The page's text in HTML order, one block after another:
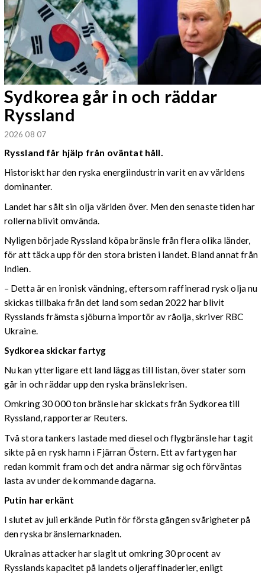
Sydkorea går in och räddar
Ryssland
2026 08 07
Ryssland får hjälp från oväntat håll.
Historiskt har den ryska energiindustrin varit en av världens
dominanter.
Landet har sålt sin olja världen över. Men den senaste tiden har
rollerna blivit omvända.
Nyligen började Ryssland köpa bränsle från flera olika länder,
för att täcka upp för den stora bristen i landet. Bland annat från
Indien.
– Detta är en ironisk vändning, eftersom raffinerad rysk olja nu
skickas tillbaka från det land som sedan 2022 har blivit
Rysslands främsta sjöburna importör av råolja, skriver RBC
Ukraine.
Sydkorea skickar fartyg
Nu kan ytterligare ett land läggas till listan, över stater som
går in och räddar upp den ryska bränslekrisen.
Omkring 30 000 ton bränsle har skickats från Sydkorea till
Ryssland, rapporterar Reuters.
Två stora tankers lastade med diesel och flygbränsle har tagit
sikte på en rysk hamn i Fjärran Östern. Ett av fartygen har
redan kommit fram och det andra närmar sig och förväntas
lasta av under de kommande dagarna.
Putin har erkänt
I slutet av juli erkände Putin för första gången svårigheter på
den ryska bränslemarknaden.
Ukrainas attacker har slagit ut omkring 30 procent av
Rysslands kapacitet på landets oljeraffinaderier, enligt